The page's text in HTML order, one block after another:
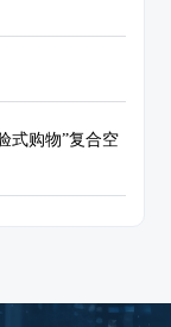
式购物”复合空